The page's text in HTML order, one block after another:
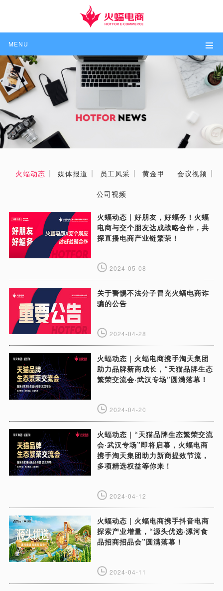
MENU
火蝠动态 媒体报道 员工风采 黄金甲 会议视频
公司视频
火蝠动态 | 好朋友，好蝠务！火蝠
电商与交个朋友达成战略合作，共
探直播电商产业链繁荣！
2024-05-08
关于警惕不法分子冒充火蝠电商诈
骗的公告
2024-04-28
火蝠动态 | 火蝠电商携手淘天集团
助力品牌新商成长，“天猫品牌生态
繁荣交流会·武汉专场”圆满落幕！
2024-04-20
火蝠动态 | “天猫品牌生态繁荣交流
会·武汉专场”即将启幕，火蝠电商
携手淘天集团助力新商提效节流，
多项精选权益等你来！
2024-04-12
火蝠动态 | 火蝠电商携手抖音电商
探索产业增量，“源头优选·漯河食
品招商招品会”圆满落幕！
2024-04-11